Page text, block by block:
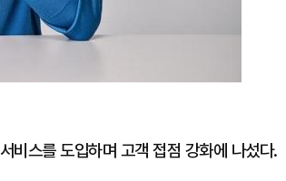
비스를 도입하며 고객 접점 강화에 나섰다.